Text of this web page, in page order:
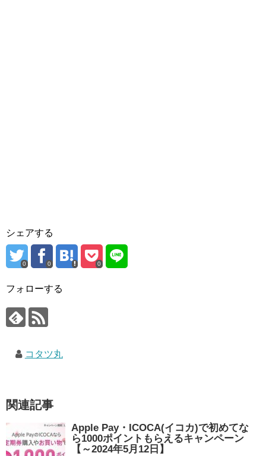
シェアする
0 0 0
フォローする
コタツ丸
関連記事
Apple Pay・ICOCA(イコカ)で初めてな
ら1000ポイントもらえるキャンペーン
【～2024年5月12日】